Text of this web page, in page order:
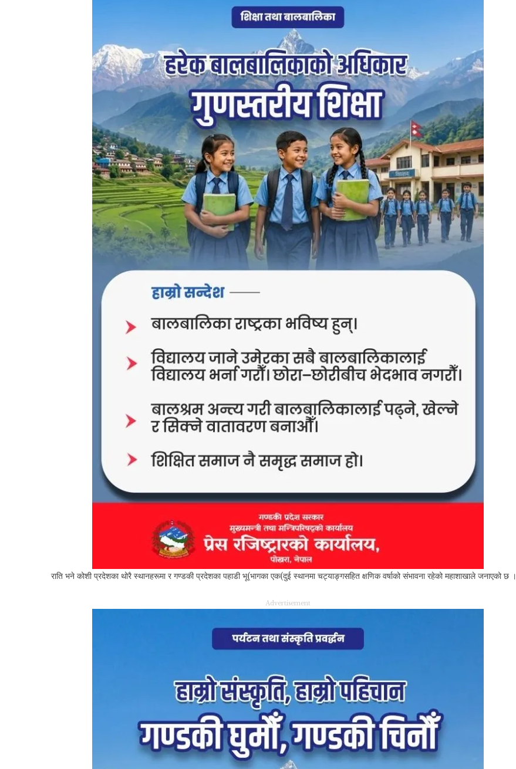
राति भने कोशी प्रदेशका थोरै स्थानहरूमा र गण्डकी प्रदेशका पहाडी भू(भागका एक(दुई स्थानमा चट्याङ्गसहित क्षणिक वर्षाको संभावना रहेको महाशाखाले जनाएको छ ।
Advertisement